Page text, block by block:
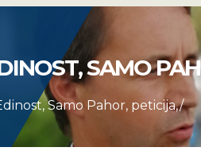
SAMO
Samo Pahor, peticija,/